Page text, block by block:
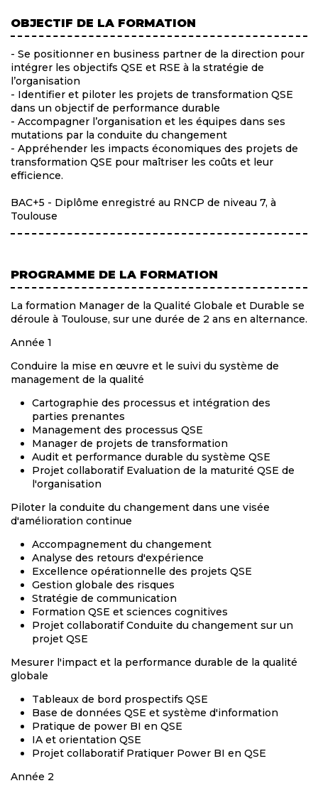
OBJECTIF DE LA FORMATION
- Se positionner en business partner de la direction pour
intégrer les objectifs QSE et RSE à la stratégie de
l’organisation
- Identifier et piloter les projets de transformation QSE
dans un objectif de performance durable
- Accompagner l’organisation et les équipes dans ses
mutations par la conduite du changement
- Appréhender les impacts économiques des projets de
transformation QSE pour maîtriser les coûts et leur
efficience.
BAC+5 - Diplôme enregistré au RNCP de niveau 7, à
Toulouse
PROGRAMME DE LA FORMATION
La formation Manager de la Qualité Globale et Durable se
déroule à Toulouse, sur une durée de 2 ans en alternance.
Année 1
Conduire la mise en œuvre et le suivi du système de
management de la qualité
Cartographie des processus et intégration des
parties prenantes
Management des processus QSE
Manager de projets de transformation
Audit et performance durable du système QSE
Projet collaboratif Evaluation de la maturité QSE de
l'organisation
Piloter la conduite du changement dans une visée
d'amélioration continue
Accompagnement du changement
Analyse des retours d'expérience
Excellence opérationnelle des projets QSE
Gestion globale des risques
Stratégie de communication
Formation QSE et sciences cognitives
Projet collaboratif Conduite du changement sur un
projet QSE
Mesurer l'impact et la performance durable de la qualité
globale
Tableaux de bord prospectifs QSE
Base de données QSE et système d'information
Pratique de power BI en QSE
IA et orientation QSE
Projet collaboratif Pratiquer Power BI en QSE
Année 2